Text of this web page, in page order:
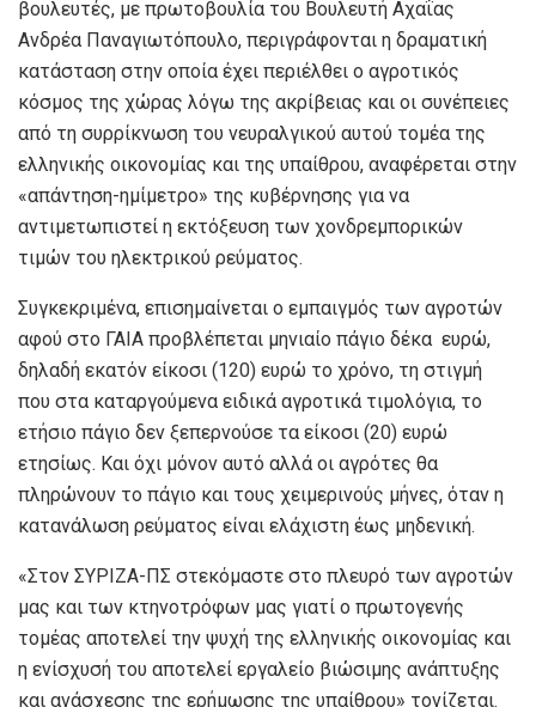
βουλευτές, με πρωτοβουλία του Βουλευτή Αχαΐας
Ανδρέα Παναγιωτόπουλο, περιγράφονται η δραματική
κατάσταση στην οποία έχει περιέλθει ο αγροτικός
κόσμος της χώρας λόγω της ακρίβειας και οι συνέπειες
από τη συρρίκνωση του νευραλγικού αυτού τομέα της
ελληνικής οικονομίας και της υπαίθρου, αναφέρεται στην
«απάντηση-ημίμετρο» της κυβέρνησης για να
αντιμετωπιστεί η εκτόξευση των χονδρεμπορικών
τιμών του ηλεκτρικού ρεύματος.
Συγκεκριμένα, επισημαίνεται ο εμπαιγμός των αγροτών
αφού στο ΓΑΙΑ προβλέπεται μηνιαίο πάγιο δέκα ευρώ,
δηλαδή εκατόν είκοσι (120) ευρώ το χρόνο, τη στιγμή
που στα καταργούμενα ειδικά αγροτικά τιμολόγια, το
ετήσιο πάγιο δεν ξεπερνούσε τα είκοσι (20) ευρώ
ετησίως. Και όχι μόνον αυτό αλλά οι αγρότες θα
πληρώνουν το πάγιο και τους χειμερινούς μήνες, όταν η
κατανάλωση ρεύματος είναι ελάχιστη έως μηδενική.
«Στον ΣΥΡΙΖΑ-ΠΣ στεκόμαστε στο πλευρό των αγροτών
μας και των κτηνοτρόφων μας γιατί ο πρωτογενής
τομέας αποτελεί την ψυχή της ελληνικής οικονομίας και
η ενίσχυσή του αποτελεί εργαλείο βιώσιμης ανάπτυξης
και ανάσχεσης της ερήμωσης της υπαίθρου» τονίζεται.